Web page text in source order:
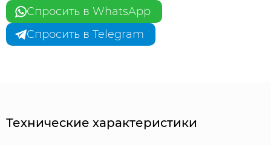
Спросить в WhatsApp
Спросить в Telegram
Технические характеристики